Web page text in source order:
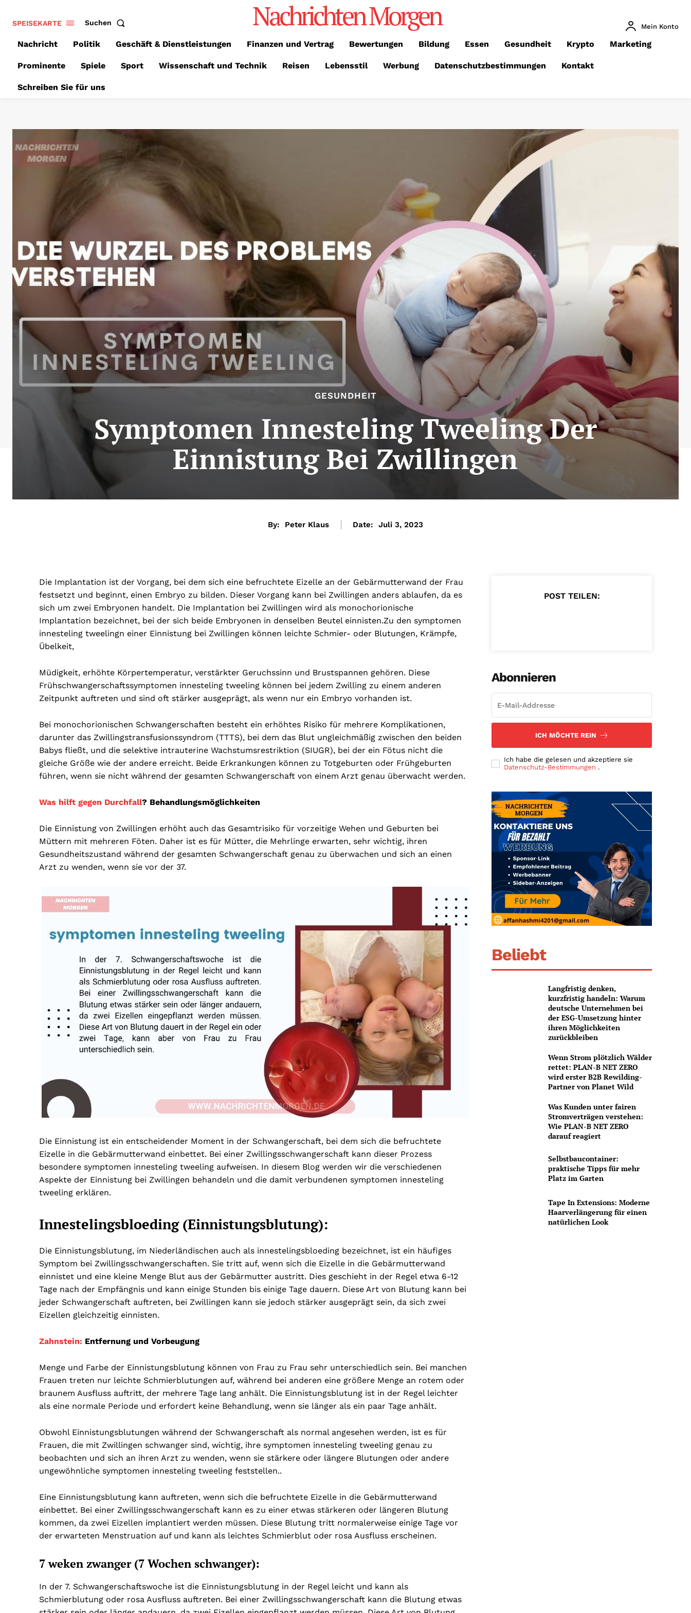
SPEISEKARTE Suchen Nachrichten Morgen Mein Konto
Nachricht Politik Geschäft & Dienstleistungen Finanzen und Vertrag Bewertungen Bildung Essen Gesundheit Krypto Marketing
Prominente Spiele Sport Wissenschaft und Technik Reisen Lebensstil Werbung Datenschutzbestimmungen Kontakt
Schreiben Sie für uns
GESUNDHEIT
Symptomen Innesteling Tweeling Der
Einnistung Bei Zwillingen
By: Peter Klaus Date: Juli 3, 2023
Die Implantation ist der Vorgang, bei dem sich eine befruchtete Eizelle an der Gebärmutterwand der Frau
festsetzt und beginnt, einen Embryo zu bilden. Dieser Vorgang kann bei Zwillingen anders ablaufen, da es
sich um zwei Embryonen handelt. Die Implantation bei Zwillingen wird als monochorionische
Implantation bezeichnet, bei der sich beide Embryonen in denselben Beutel einnisten.Zu den symptomen
innesteling tweelingn einer Einnistung bei Zwillingen können leichte Schmier- oder Blutungen, Krämpfe,
Übelkeit,
Müdigkeit, erhöhte Körpertemperatur, verstärkter Geruchssinn und Brustspannen gehören. Diese
Frühschwangerschaftssymptomen innesteling tweeling können bei jedem Zwilling zu einem anderen
Zeitpunkt auftreten und sind oft stärker ausgeprägt, als wenn nur ein Embryo vorhanden ist.
Bei monochorionischen Schwangerschaften besteht ein erhöhtes Risiko für mehrere Komplikationen,
darunter das Zwillingstransfusionssyndrom (TTTS), bei dem das Blut ungleichmäßig zwischen den beiden
Babys fließt, und die selektive intrauterine Wachstumsrestriktion (SIUGR), bei der ein Fötus nicht die
gleiche Größe wie der andere erreicht. Beide Erkrankungen können zu Totgeburten oder Frühgeburten
führen, wenn sie nicht während der gesamten Schwangerschaft von einem Arzt genau überwacht werden.
Was hilft gegen Durchfall? Behandlungsmöglichkeiten
Die Einnistung von Zwillingen erhöht auch das Gesamtrisiko für vorzeitige Wehen und Geburten bei
Müttern mit mehreren Föten. Daher ist es für Mütter, die Mehrlinge erwarten, sehr wichtig, ihren
Gesundheitszustand während der gesamten Schwangerschaft genau zu überwachen und sich an einen
Arzt zu wenden, wenn sie vor der 37.
Die Einnistung ist ein entscheidender Moment in der Schwangerschaft, bei dem sich die befruchtete
Eizelle in die Gebärmutterwand einbettet. Bei einer Zwillingsschwangerschaft kann dieser Prozess
besondere symptomen innesteling tweeling aufweisen. In diesem Blog werden wir die verschiedenen
Aspekte der Einnistung bei Zwillingen behandeln und die damit verbundenen symptomen innesteling
tweeling erklären.
Innestelingsbloeding (Einnistungsblutung):
Die Einnistungsblutung, im Niederländischen auch als innestelingsbloeding bezeichnet, ist ein häufiges
Symptom bei Zwillingsschwangerschaften. Sie tritt auf, wenn sich die Eizelle in die Gebärmutterwand
einnistet und eine kleine Menge Blut aus der Gebärmutter austritt. Dies geschieht in der Regel etwa 6-12
Tage nach der Empfängnis und kann einige Stunden bis einige Tage dauern. Diese Art von Blutung kann bei
jeder Schwangerschaft auftreten, bei Zwillingen kann sie jedoch stärker ausgeprägt sein, da sich zwei
Eizellen gleichzeitig einnisten.
Zahnstein: Entfernung und Vorbeugung
Menge und Farbe der Einnistungsblutung können von Frau zu Frau sehr unterschiedlich sein. Bei manchen
Frauen treten nur leichte Schmierblutungen auf, während bei anderen eine größere Menge an rotem oder
braunem Ausfluss auftritt, der mehrere Tage lang anhält. Die Einnistungsblutung ist in der Regel leichter
als eine normale Periode und erfordert keine Behandlung, wenn sie länger als ein paar Tage anhält.
Obwohl Einnistungsblutungen während der Schwangerschaft als normal angesehen werden, ist es für
Frauen, die mit Zwillingen schwanger sind, wichtig, ihre symptomen innesteling tweeling genau zu
beobachten und sich an ihren Arzt zu wenden, wenn sie stärkere oder längere Blutungen oder andere
ungewöhnliche symptomen innesteling tweeling feststellen..
Eine Einnistungsblutung kann auftreten, wenn sich die befruchtete Eizelle in die Gebärmutterwand
einbettet. Bei einer Zwillingsschwangerschaft kann es zu einer etwas stärkeren oder längeren Blutung
kommen, da zwei Eizellen implantiert werden müssen. Diese Blutung tritt normalerweise einige Tage vor
der erwarteten Menstruation auf und kann als leichtes Schmierblut oder rosa Ausfluss erscheinen.
7 weken zwanger (7 Wochen schwanger):
In der 7. Schwangerschaftswoche ist die Einnistungsblutung in der Regel leicht und kann als
Schmierblutung oder rosa Ausfluss auftreten. Bei einer Zwillingsschwangerschaft kann die Blutung etwas
POST TEILEN:
Abonnieren
ICH MÖCHTE REIN
Ich habe die gelesen und akzeptiere sie
Datenschutz-Bestimmungen .
Beliebt
Langfristig denken,
kurzfristig handeln: Warum
deutsche Unternehmen bei
der ESG-Umsetzung hinter
ihren Möglichkeiten
zurückbleiben
Wenn Strom plötzlich Wälder
rettet: PLAN-B NET ZERO
wird erster B2B Rewilding-
Partner von Planet Wild
Was Kunden unter fairen
Stromverträgen verstehen:
Wie PLAN-B NET ZERO
darauf reagiert
Selbstbaucontainer:
praktische Tipps für mehr
Platz im Garten
Tape In Extensions: Moderne
Haarverlängerung für einen
natürlichen Look